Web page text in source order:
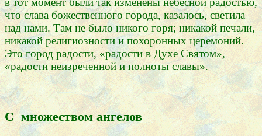
что слава божественного города, казалось, светила
над нами. Там не было никого горя; никакой печали,
никакой религиозности и похоронных церемоний.
Это город радости, «радости в Духе Святом»,
«радости неизреченной и полноты славы».
С множеством ангелов